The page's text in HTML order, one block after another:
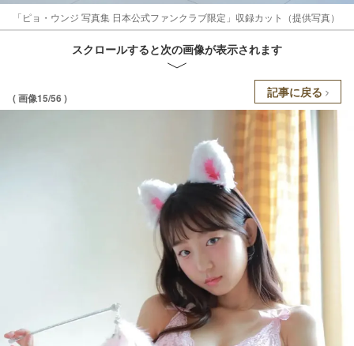
「ピョ・ウンジ 写真集 日本公式ファンクラブ限定」収録カット（提供写真）
スクロールすると次の画像が表示されます
( 画像15/56 ) 記事に戻る